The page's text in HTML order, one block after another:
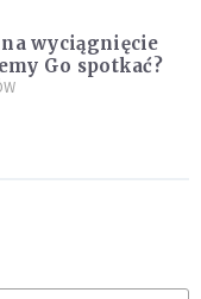
na wyciągnięcie
Go spotkać?